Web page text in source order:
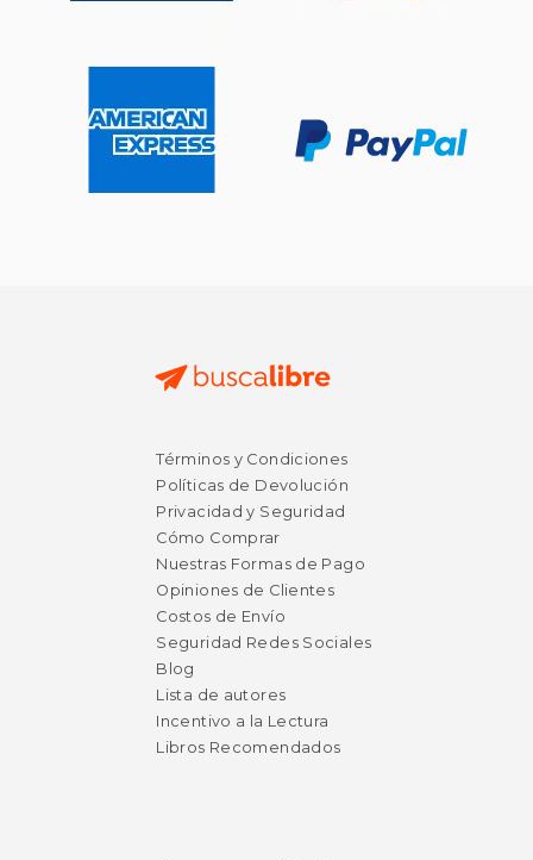
40%
dcto. $ 25.00
Términos y Condiciones
Políticas de Devolución
Privacidad y Seguridad
Cómo Comprar
Nuestras Formas de Pago
Opiniones de Clientes
Costos de Envío
Seguridad Redes Sociales
Blog
Lista de autores
Incentivo a la Lectura
Libros Recomendados